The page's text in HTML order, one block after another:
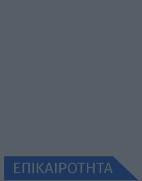
ΕΠΙΚΑΙΡΟΤΗΤΑ